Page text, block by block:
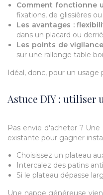
Comment fonctionne
fixations, de glissières
Les avantages :
dans un placard ou
Les points de
sur une rallonge table
Idéal, donc, pour un usage
Astuce DIY : utiliser
Pas envie d'acheter ?
existante pour gagner
Choisissez un plateau
Intercalez des patins
Si le plateau dépasse
Une nappe généreuse